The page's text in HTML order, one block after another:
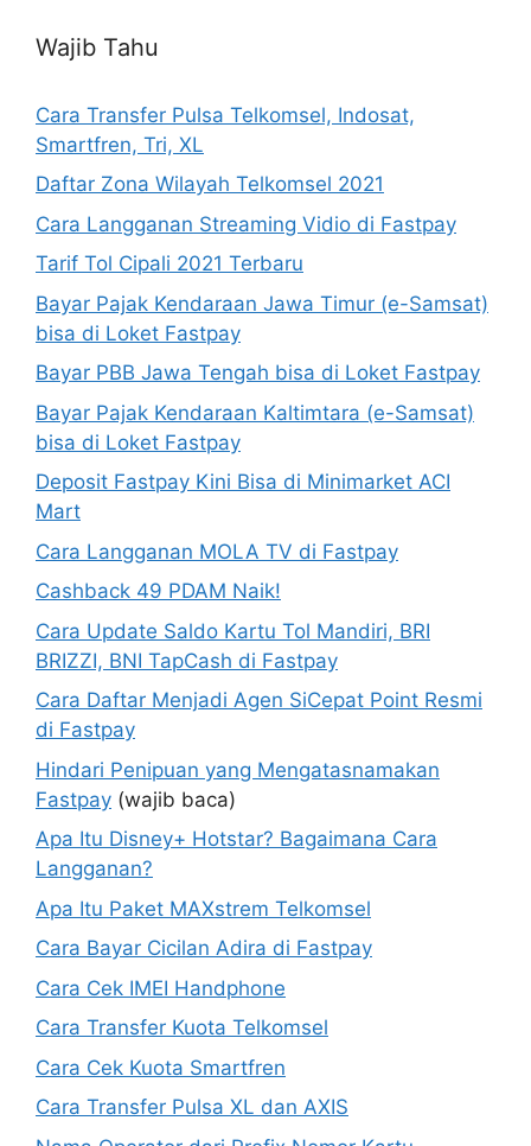
Wajib Tahu
Cara Transfer Pulsa Telkomsel, Indosat,
Smartfren, Tri, XL
Daftar Zona Wilayah Telkomsel 2021
Cara Langganan Streaming Vidio di Fastpay
Tarif Tol Cipali 2021 Terbaru
Bayar Pajak Kendaraan Jawa Timur (e-Samsat)
bisa di Loket Fastpay
Bayar PBB Jawa Tengah bisa di Loket Fastpay
Bayar Pajak Kendaraan Kaltimtara (e-Samsat)
bisa di Loket Fastpay
Deposit Fastpay Kini Bisa di Minimarket ACI
Mart
Cara Langganan MOLA TV di Fastpay
Cashback 49 PDAM Naik!
Cara Update Saldo Kartu Tol Mandiri, BRI
BRIZZI, BNI TapCash di Fastpay
Cara Daftar Menjadi Agen SiCepat Point Resmi
di Fastpay
Hindari Penipuan yang Mengatasnamakan
Fastpay (wajib baca)
Apa Itu Disney+ Hotstar? Bagaimana Cara
Langganan?
Apa Itu Paket MAXstrem Telkomsel
Cara Bayar Cicilan Adira di Fastpay
Cara Cek IMEI Handphone
Cara Transfer Kuota Telkomsel
Cara Cek Kuota Smartfren
Cara Transfer Pulsa XL dan AXIS